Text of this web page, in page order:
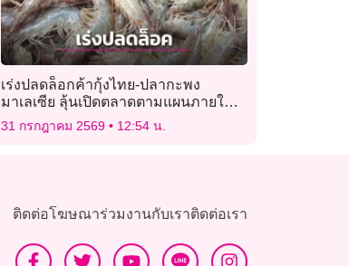
เร่งปลดล็อกค้ากุ้งไทย-ปลากะพง
มาเลเซีย ลุ้นเปิดตลาดตามแผนภายใน
30 วัน
31 กรกฎาคม 2569 12:54 น.
ติดต่อโฆษณาร่วมงานกับเราติดต่อเรา